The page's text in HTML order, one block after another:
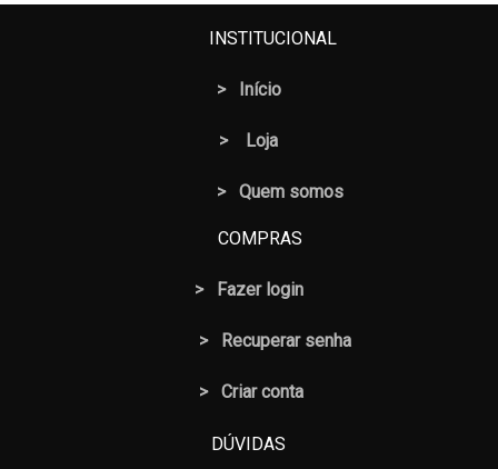
INSTITUCIONAL
> Início
> Loja
> Quem somos
COMPRAS
> Fazer login
> Recuperar senha
> Criar conta
DÚVIDAS